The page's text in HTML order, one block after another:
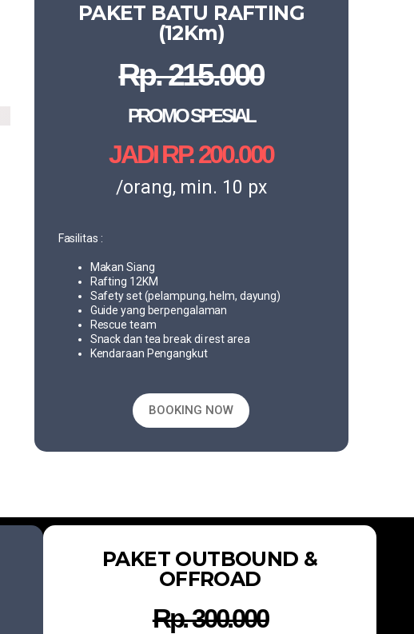
PAKET BATU RAFTING
(12Km)
Rp. 215.000
PROMO SPESIAL
JADI RP. 200.000
/orang, min. 10 px
Fasilitas :
Makan Siang
Rafting 12KM
Safety set (pelampung, helm, dayung)
Guide yang berpengalaman
Rescue team
Snack dan tea break di rest area
Kendaraan Pengangkut
BOOKING NOW
PAKET OUTBOUND &
OFFROAD
Rp. 300.000